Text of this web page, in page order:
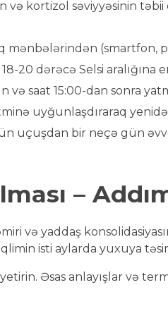
kortizol səviyyəsinin
mənbələrindən (smartfon,
20 dərəcə Selsi aralığına
saat 15:00-dan sonra
uyğunlaşdıraraq
uçuşdan bir neçə gün
–
və yaddaş
isti aylarda yuxuya
Əsas anlayışlar və